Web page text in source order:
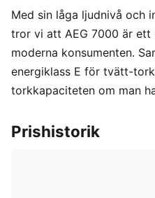
Med sin låga ljudnivå och
tror vi att AEG 7000 är
moderna konsumenten.
energiklass E för tvätt-
torkkapaciteten om man
Prishistorik